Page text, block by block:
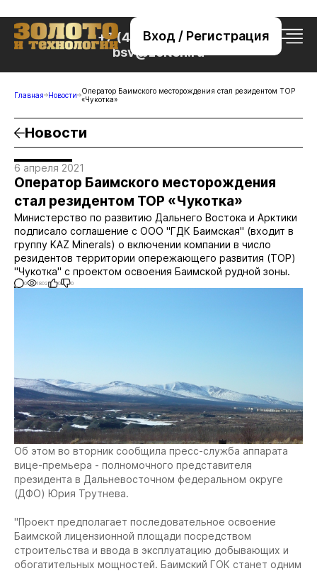
Вход / Регистрация
+7 (495) 221-76-32
bsv@zolteh.ru
Главная Новости Оператор Баимского месторождения стал резидентом ТОР
«Чукотка»
Новости
6 апреля 2021
Оператор Баимского месторождения
стал резидентом ТОР «Чукотка»
Министерство по развитию Дальнего Востока и Арктики
подписало соглашение с ООО "ГДК Баимская" (входит в
группу KAZ Minerals) о включении компании в число
резидентов территории опережающего развития (ТОР)
"Чукотка" с проектом освоения Баимской рудной зоны.
0 1802 0 0
Об этом во вторник сообщила пресс-служба аппарата
вице-премьера - полномочного представителя
президента в Дальневосточном федеральном округе
(ДФО) Юрия Трутнева.
"Проект предполагает последовательное освоение
Баимской лицензионной площади посредством
строительства и ввода в эксплуатацию добывающих и
обогатительных мощностей. Баимский ГОК станет одним